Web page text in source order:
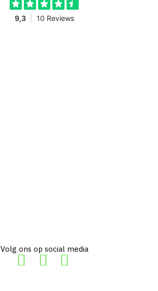
Volg ons op social media